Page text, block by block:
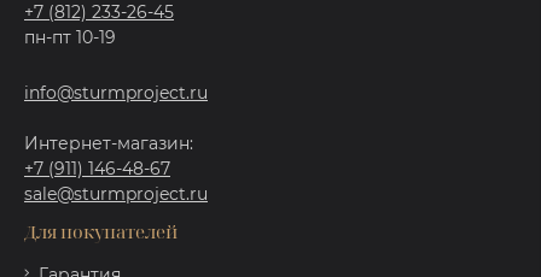
+7 (812) 233-26-45
пн-пт 10-19
info@sturmproject.ru
Интернет-магазин:
+7 (911) 146-48-67
sale@sturmproject.ru
Для покупателей